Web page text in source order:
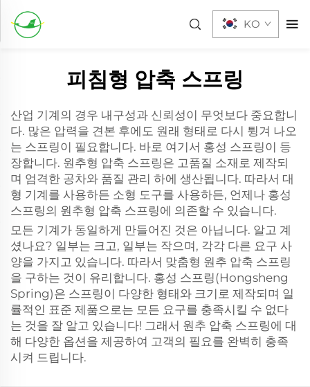
KO
피침형 압축 스프링
산업 기계의 경우 내구성과 신뢰성이 무엇보다 중요합니
다. 많은 압력을 견본 후에도 원래 형태로 다시 튕겨 나오
는 스프링이 필요합니다. 바로 여기서 홍성 스프링이 등
장합니다. 원추형 압축 스프링은 고품질 소재로 제작되
며 엄격한 공차와 품질 관리 하에 생산됩니다. 따라서 대
형 기계를 사용하든 소형 도구를 사용하든, 언제나 홍성
스프링의 원추형 압축 스프링에 의존할 수 있습니다.
모든 기계가 동일하게 만들어진 것은 아닙니다. 알고 계
셨나요? 일부는 크고, 일부는 작으며, 각각 다른 요구 사
양을 가지고 있습니다. 따라서 맞춤형 원추 압축 스프링
을 구하는 것이 유리합니다. 홍성 스프링(Hongsheng
Spring)은 스프링이 다양한 형태와 크기로 제작되며 일
률적인 표준 제품으로는 모든 요구를 충족시킬 수 없다
는 것을 잘 알고 있습니다! 그래서 원추 압축 스프링에 대
해 다양한 옵션을 제공하여 고객의 필요를 완벽히 충족
시켜 드립니다.